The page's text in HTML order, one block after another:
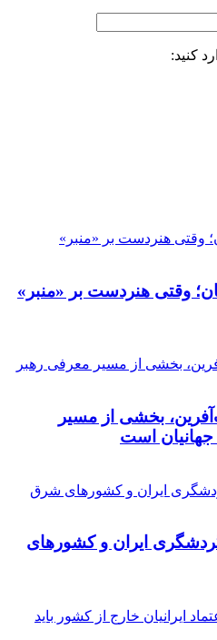
کنید:
وقتی هنردست بر «منبر»
بخشی از مسیر
است
ایران و کشورهای